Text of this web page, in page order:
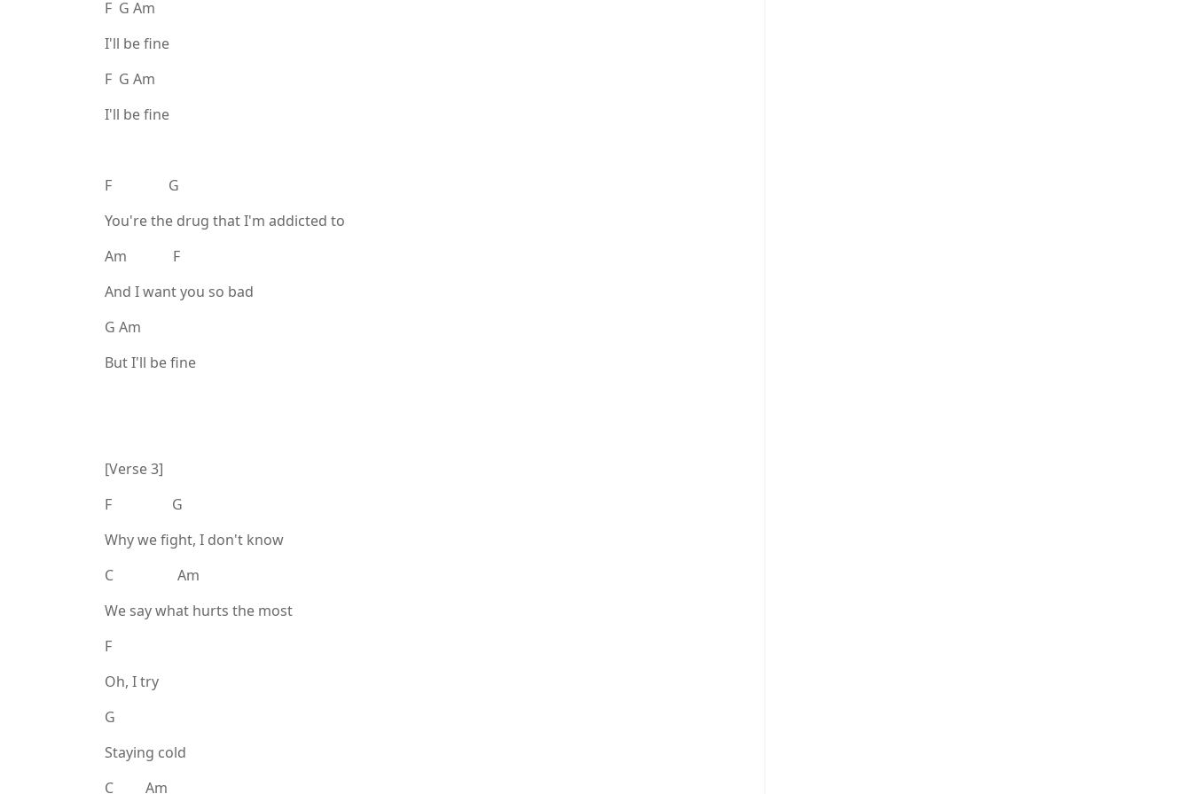
F G Am
I'll be fine
F G Am
I'll be fine
F G
You're the drug that I'm addicted to
Am F
And I want you so bad
G Am
But I'll be fine
[Verse 3]
F G
Why we fight, I don't know
C Am
We say what hurts the most
F
Oh, I try
G
Staying cold
C Am